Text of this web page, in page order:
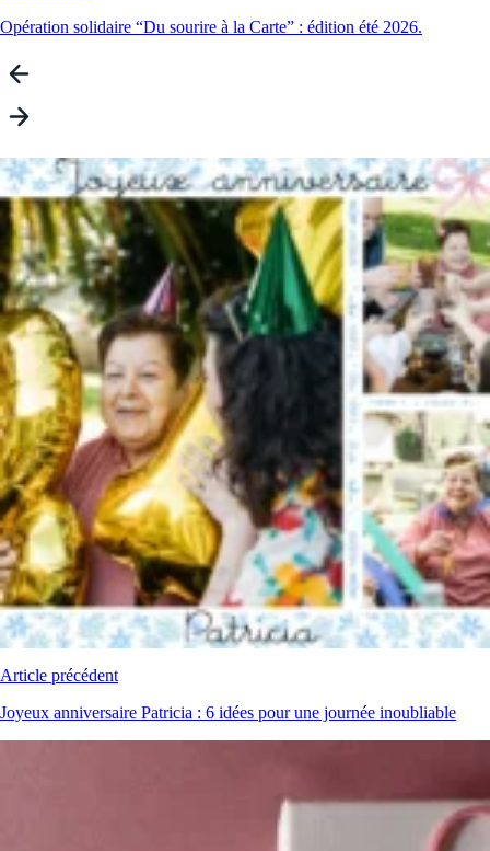
Opération solidaire “Du sourire à la Carte” : édition été 2026.
Article précédent
Joyeux anniversaire Patricia : 6 idées pour une journée inoubliable